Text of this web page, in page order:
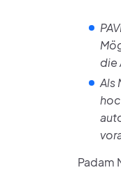
die
Als
Padam